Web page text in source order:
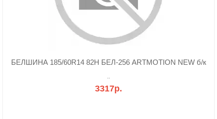
БЕЛШИНА 185/60R14 82H БЕЛ-256 ARTMOTION NEW б/к
..
3317р.